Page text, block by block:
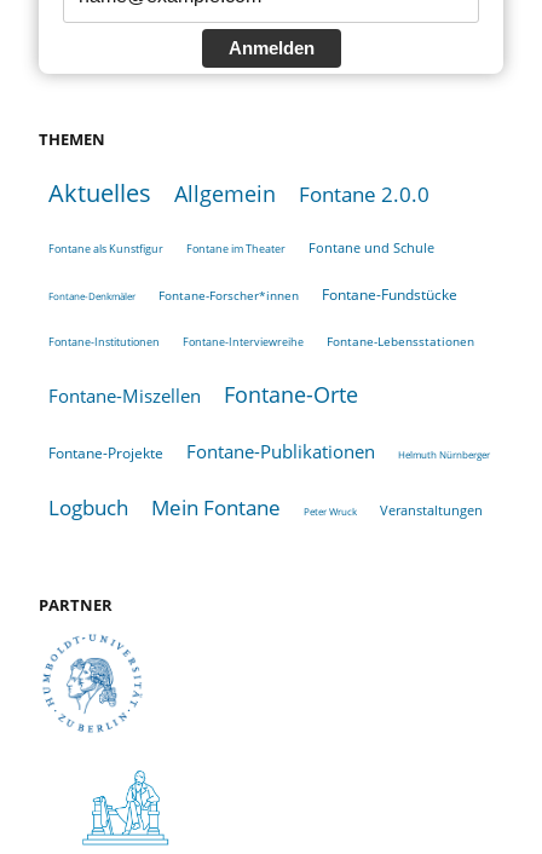
Anmelden
THEMEN
Aktuelles Allgemein Fontane 2.0.0
Fontane als Kunstfigur Fontane im Theater Fontane und Schule
Fontane-Denkmäler Fontane-Forscher*innen Fontane-Fundstücke
Fontane-Institutionen Fontane-Interviewreihe Fontane-Lebensstationen
Fontane-Miszellen Fontane-Orte
Fontane-Projekte Fontane-Publikationen Helmuth Nürnberger
Logbuch Mein Fontane Peter Wruck Veranstaltungen
PARTNER